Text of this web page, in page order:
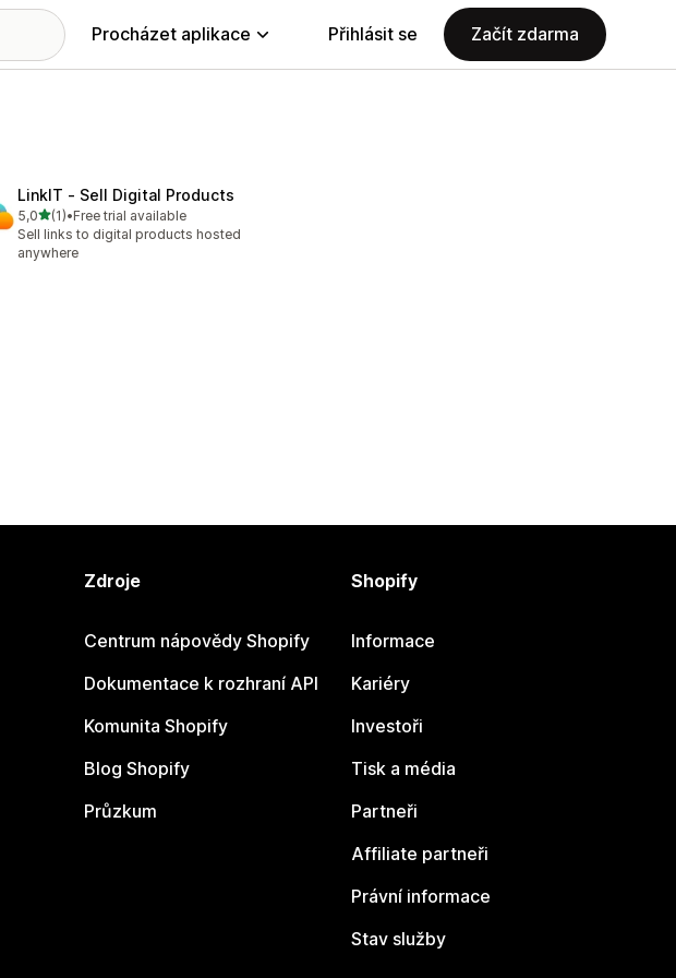
Procházet aplikace Přihlásit se Začít zdarma
LinkIT ‑ Sell Digital Products
5,0z 5 hvězd
(1)
Celkový počet recenzí: 1
•Free trial available
Sell links to digital products hosted
anywhere
Zdroje
Centrum nápovědy Shopify
Dokumentace k rozhraní API
Komunita Shopify
Blog Shopify
Průzkum
Shopify
Informace
Kariéry
Investoři
Tisk a média
Partneři
Affiliate partneři
Právní informace
Stav služby